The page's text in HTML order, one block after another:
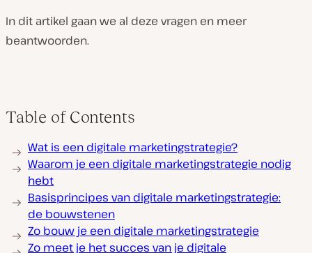
In dit artikel gaan we al deze vragen en meer
beantwoorden.
Table of Contents
Wat is een digitale marketingstrategie?
Waarom je een digitale marketingstrategie nodig
hebt
Basisprincipes van digitale marketingstrategie:
de bouwstenen
Zo bouw je een digitale marketingstrategie
Zo meet je het succes van je digitale